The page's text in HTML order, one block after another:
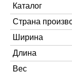
Каталог
Страна
Ширина
Длина
Вес